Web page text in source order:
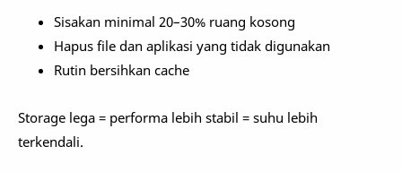
Sisakan minimal 20–30% ruang kosong
Hapus file dan aplikasi yang tidak digunakan
Rutin bersihkan cache
Storage lega = performa lebih stabil = suhu lebih
terkendali.